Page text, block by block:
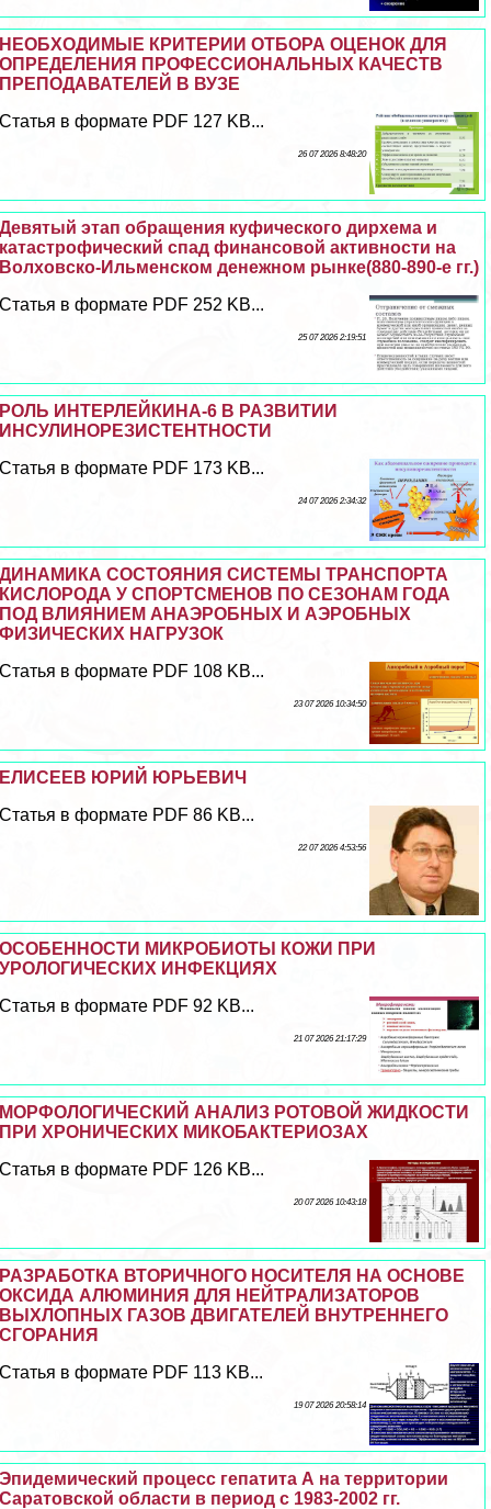
НЕОБХОДИМЫЕ КРИТЕРИИ ОТБОРА ОЦЕНОК ДЛЯ
ОПРЕДЕЛЕНИЯ ПРОФЕССИОНАЛЬНЫХ КАЧЕСТВ
ПРЕПОДАВАТЕЛЕЙ В ВУЗЕ
Статья в формате PDF 127 KB...
26 07 2026 8:48:20
Девятый этап обращения куфического дирхема и
катастрофический спад финансовой активности на
Волховско-Ильменском денежном рынке(880-890-е гг.)
Статья в формате PDF 252 KB...
25 07 2026 2:19:51
РОЛЬ ИНТЕРЛЕЙКИНА-6 В РАЗВИТИИ
ИНСУЛИНОРЕЗИСТЕНТНОСТИ
Статья в формате PDF 173 KB...
24 07 2026 2:34:32
ДИНАМИКА СОСТОЯНИЯ СИСТЕМЫ ТРАНСПОРТА
КИСЛОРОДА У СПОРТСМЕНОВ ПО СЕЗОНАМ ГОДА
ПОД ВЛИЯНИЕМ АНАЭРОБНЫХ И АЭРОБНЫХ
ФИЗИЧЕСКИХ НАГРУЗОК
Статья в формате PDF 108 KB...
23 07 2026 10:34:50
ЕЛИСЕЕВ ЮРИЙ ЮРЬЕВИЧ
Статья в формате PDF 86 KB...
22 07 2026 4:53:56
ОСОБЕННОСТИ МИКРОБИОТЫ КОЖИ ПРИ
УРОЛОГИЧЕСКИХ ИНФЕКЦИЯХ
Статья в формате PDF 92 KB...
21 07 2026 21:17:29
МОРФОЛОГИЧЕСКИЙ АНАЛИЗ РОТОВОЙ ЖИДКОСТИ
ПРИ ХРОНИЧЕСКИХ МИКОБАКТЕРИОЗАХ
Статья в формате PDF 126 KB...
20 07 2026 10:43:18
РАЗРАБОТКА ВТОРИЧНОГО НОСИТЕЛЯ НА ОСНОВЕ
ОКСИДА АЛЮМИНИЯ ДЛЯ НЕЙТРАЛИЗАТОРОВ
ВЫХЛОПНЫХ ГАЗОВ ДВИГАТЕЛЕЙ ВНУТРЕННЕГО
СГОРАНИЯ
Статья в формате PDF 113 KB...
19 07 2026 20:58:14
Эпидемический процесс гепатита А на территории
Саратовской области в период с 1983-2002 гг.